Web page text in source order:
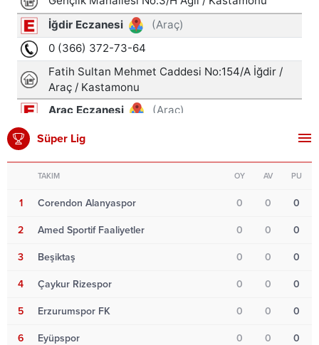
Süper Lig
TAKIM OY AV PU
1 Corendon Alanyaspor 0 0 0
2 Amed Sportif Faaliyetler 0 0 0
3 Beşiktaş 0 0 0
4 Çaykur Rizespor 0 0 0
5 Erzurumspor FK 0 0 0
6 Eyüpspor 0 0 0